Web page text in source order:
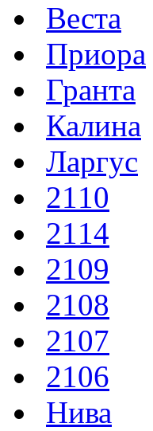
Веста
Приора
Гранта
Калина
Ларгус
2110
2114
2109
2108
2107
2106
Нива